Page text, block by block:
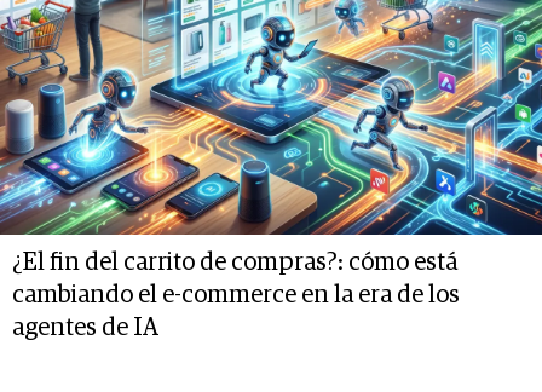
¿El fin del carrito de compras?: cómo está
cambiando el e-commerce en la era de los
agentes de IA